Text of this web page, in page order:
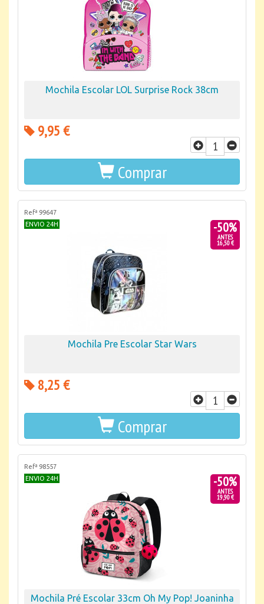
Mochila Escolar LOL Surprise Rock 38cm
9,95 €
Comprar
Refª 99647
ENVIO 24H
-50%
ANTES
16,50 €
Mochila Pre Escolar Star Wars
8,25 €
Comprar
Refª 98557
ENVIO 24H
-50%
ANTES
19,90 €
Mochila Pré Escolar 33cm Oh My Pop! Joaninha